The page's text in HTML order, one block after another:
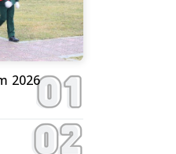
2026